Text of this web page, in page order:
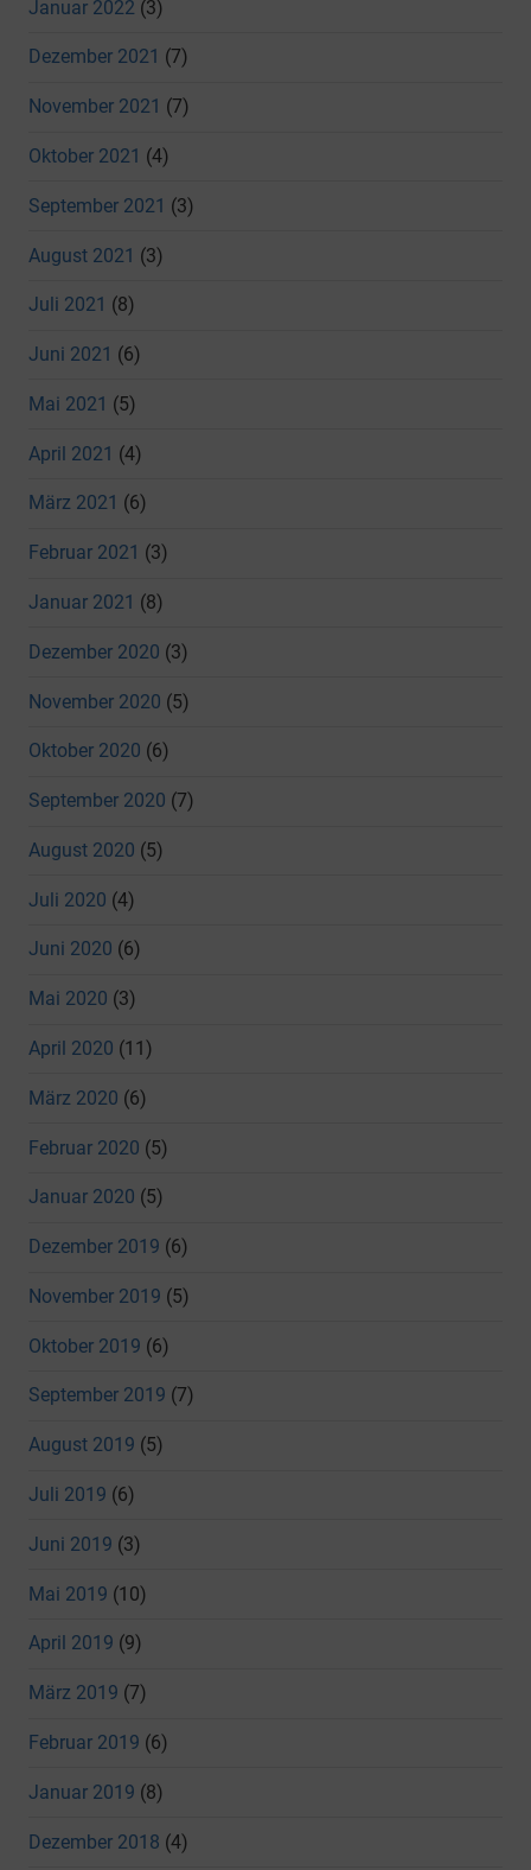
Januar 2022 (3)
Dezember 2021 (7)
November 2021 (7)
Oktober 2021 (4)
September 2021 (3)
August 2021 (3)
Juli 2021 (8)
Juni 2021 (6)
Mai 2021 (5)
April 2021 (4)
März 2021 (6)
Februar 2021 (3)
Januar 2021 (8)
Dezember 2020 (3)
November 2020 (5)
Oktober 2020 (6)
September 2020 (7)
August 2020 (5)
Juli 2020 (4)
Juni 2020 (6)
Mai 2020 (3)
April 2020 (11)
März 2020 (6)
Februar 2020 (5)
Januar 2020 (5)
Dezember 2019 (6)
November 2019 (5)
Oktober 2019 (6)
September 2019 (7)
August 2019 (5)
Juli 2019 (6)
Juni 2019 (3)
Mai 2019 (10)
April 2019 (9)
März 2019 (7)
Februar 2019 (6)
Januar 2019 (8)
Dezember 2018 (4)